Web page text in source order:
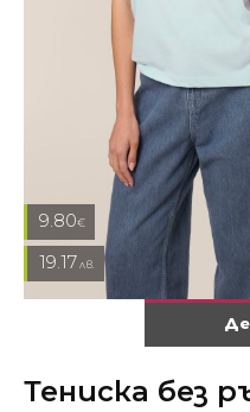
9.80€
19.17лв.
Тениска без